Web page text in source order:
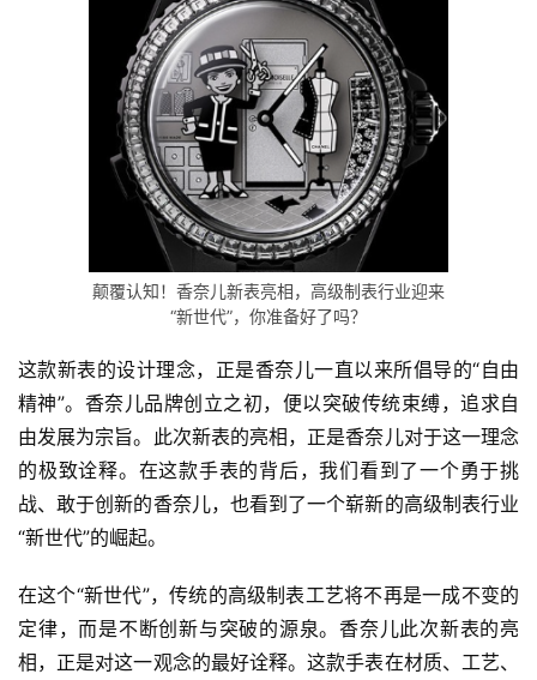
颠覆认知！香奈儿新表亮相，高级制表行业迎来
“新世代”，你准备好了吗？
这款新表的设计理念，正是香奈儿一直以来所倡导的“自由
精神”。香奈儿品牌创立之初，便以突破传统束缚，追求自
由发展为宗旨。此次新表的亮相，正是香奈儿对于这一理念
的极致诠释。在这款手表的背后，我们看到了一个勇于挑
战、敢于创新的香奈儿，也看到了一个崭新的高级制表行业
“新世代”的崛起。
在这个“新世代”，传统的高级制表工艺将不再是一成不变的
定律，而是不断创新与突破的源泉。香奈儿此次新表的亮
相，正是对这一观念的最好诠释。这款手表在材质、工艺、